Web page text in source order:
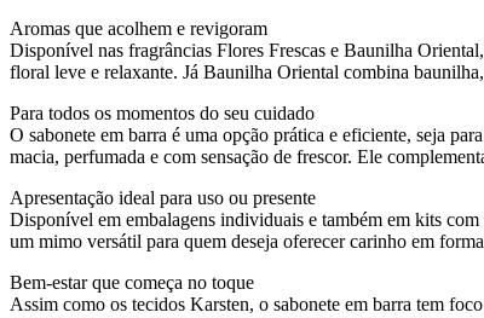
Aromas que acolhem e revigoram
Disponível nas fragrâncias Flores Frescas e Baunilha
floral leve e relaxante. Já Baunilha Oriental combina
Para todos os momentos do seu cuidado
O sabonete em barra é uma opção prática e eficiente, seja
macia, perfumada e com sensação de frescor. Ele
Apresentação ideal para uso ou presente
Disponível em embalagens individuais e também em kits
um mimo versátil para quem deseja oferecer carinho em
Bem-estar que começa no toque
Assim como os tecidos Karsten, o sabonete em barra tem